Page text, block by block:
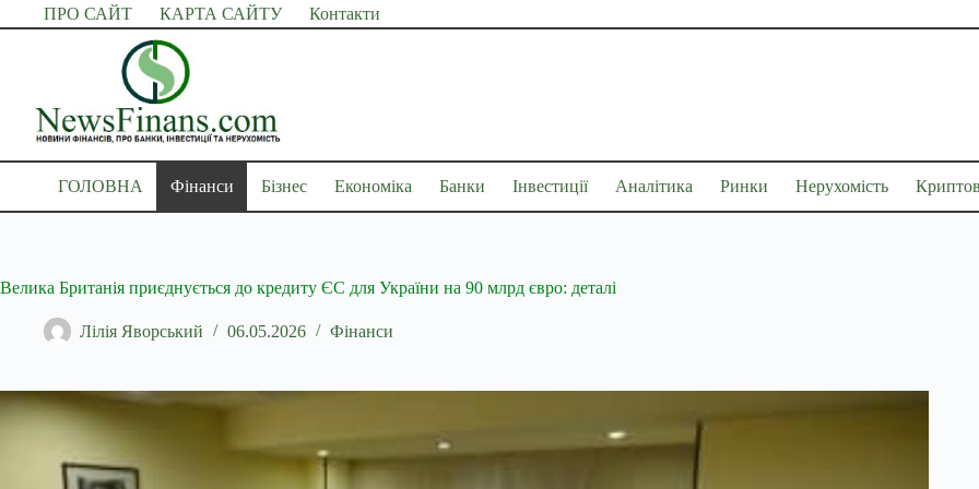
Перейти
до
ПРО САЙТ КАРТА САЙТУ Контакти
ГОЛОВНА Фінанси Бізнес Економіка Банки Інвестиції Аналітика Ринки Нерухомість
Велика Британія приєднується до кредиту ЄС для України на 90 млрд євро: деталі
Лілія Яворський 06.05.2026 Фінанси